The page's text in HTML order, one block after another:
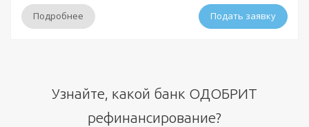
Подробнее Подать заявку
Решение:
Индивидуально
Банковский счет
Узнайте, какой банк ОДОБРИТ
рефинансирование?